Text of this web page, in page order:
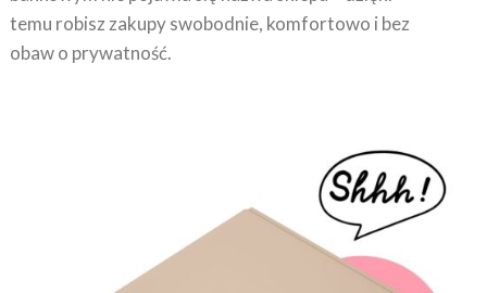
temu robisz zakupy swobodnie, komfortowo i bez
obaw o prywatność.